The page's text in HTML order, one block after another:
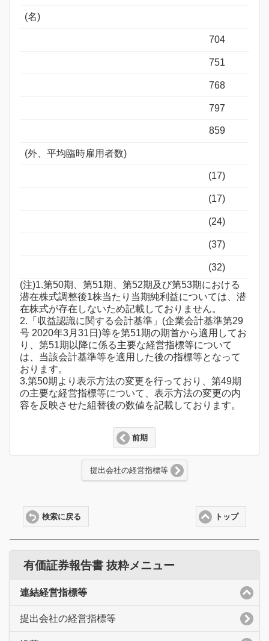
(名)
704
751
768
797
859
(外、平均臨時雇用者数)
(17)
(17)
(24)
(37)
(32)
(注)1.第50期、第51期、第52期及び第53期における
潜在株式調整後1株当たり当期純利益については、潜
在株式が存在しないため記載しておりません。
2.「収益認識に関する会計基準」(企業会計基準第29
号 2020年3月31日)等を第51期の期首から適用してお
り、第51期以降に係る主要な経営指標等について
は、当該会計基準等を適用した後の指標等となって
おります。
3.第50期より表示方法の変更を行っており、第49期
の主要な経営指標等について、表示方法の変更の内
容を反映させた組替後の数値を記載しております。
前期
提出会社の経営指標等
トップ
検索に戻る
有価証券報告書 抜粋メニュー
連結経営指標等
提出会社の経営指標等